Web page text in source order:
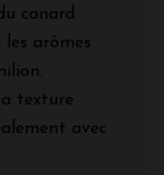
canard
arômes
texture
avec